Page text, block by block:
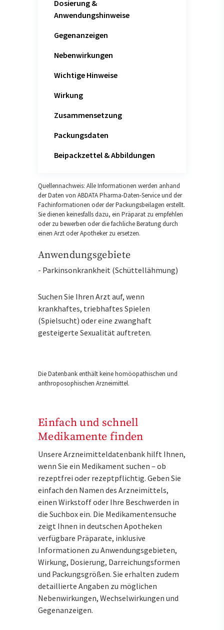
Dosierung &
Anwendungshinweise
Gegenanzeigen
Nebenwirkungen
Wichtige Hinweise
Wirkung
Zusammensetzung
Packungsdaten
Beipackzettel & Abbildungen
Quellennachweis: Alle Informationen werden anhand
der Daten von ABDATA Pharma-Daten-Service und der
Fachinformationen oder der Packungsbeilagen erstellt.
Sie dienen keinesfalls dazu, ein Präparat zu empfehlen
oder zu bewerben oder die fachliche Beratung durch
einen Arzt oder Apotheker zu ersetzen.
Anwendungsgebiete
- Parkinsonkrankheit (Schüttellähmung)
Suchen Sie Ihren Arzt auf, wenn
krankhaftes, triebhaftes Spielen
(Spielsucht) oder eine zwanghaft
gesteigerte Sexualität auftreten.
Die Datenbank enthält keine homöopathischen und
anthroposophischen Arzneimittel.
Einfach und schnell
Medikamente finden
Unsere Arzneimitteldatenbank hilft Ihnen,
wenn Sie ein Medikament suchen – ob
rezeptfrei oder rezeptpflichtig. Geben Sie
einfach den Namen des Arzneimittels,
einen Wirkstoff oder Ihre Beschwerden in
die Suchbox ein. Die Medikamentensuche
zeigt Ihnen in deutschen Apotheken
verfügbare Präparate, inklusive
Informationen zu Anwendungsgebieten,
Wirkung, Dosierung, Darreichungsformen
und Packungsgrößen. Sie erhalten zudem
detaillierte Angaben zu möglichen
Nebenwirkungen, Wechselwirkungen und
Gegenanzeigen.